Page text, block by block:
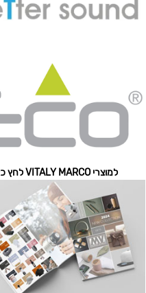
למוצרי VITALY MARCO לחץ כאן